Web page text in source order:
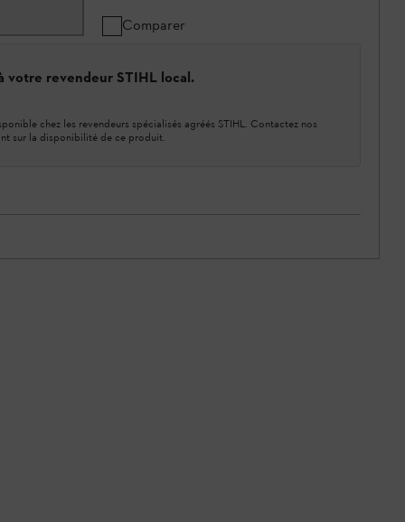
Comparer
votre revendeur STIHL local.
chez les revendeurs spécialisés agréés STIHL. Contactez nos
sur la disponibilité de ce produit.